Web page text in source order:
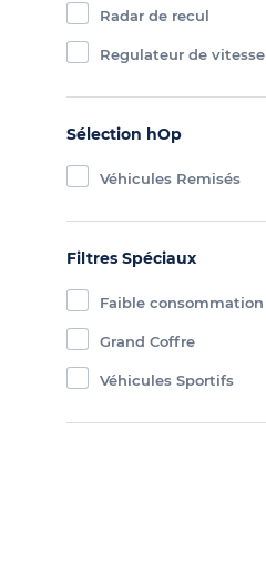
Radar de recul
Regulateur de vitesse
Sélection hOp
Véhicules Remisés
Filtres Spéciaux
Faible consommation
Grand Coffre
Véhicules Sportifs